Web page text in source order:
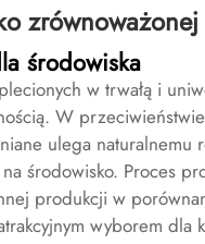
środowiska
w trwałą i
W
ulega naturalnemu
środowisko. Proces
produkcji w
wyborem dla